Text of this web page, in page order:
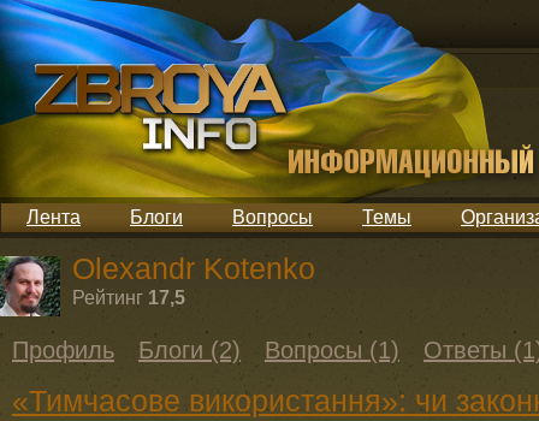
Лента Блоги Вопросы Темы
Olexandr Kotenko
Рейтинг 17,5
Профиль Блоги (2) Вопросы (1) Ответы
«Тимчасове використання»: чи